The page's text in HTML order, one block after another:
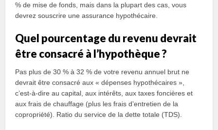
% de mise de fonds, mais dans la plupart des cas, vous
devrez souscrire une assurance hypothécaire.
Quel pourcentage du revenu devrait
être consacré à l’hypothèque ?
Pas plus de 30 % à 32 % de votre revenu annuel brut ne
devrait être consacré aux « dépenses hypothécaires »,
c’est-à-dire au capital, aux intérêts, aux taxes foncières et
aux frais de chauffage (plus les frais d’entretien de la
copropriété). Ratio du service de la dette totale (TDS).